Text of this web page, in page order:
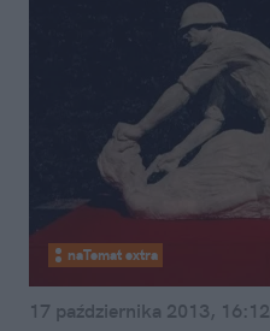
naTemat extra
17 października 2013, 16:12